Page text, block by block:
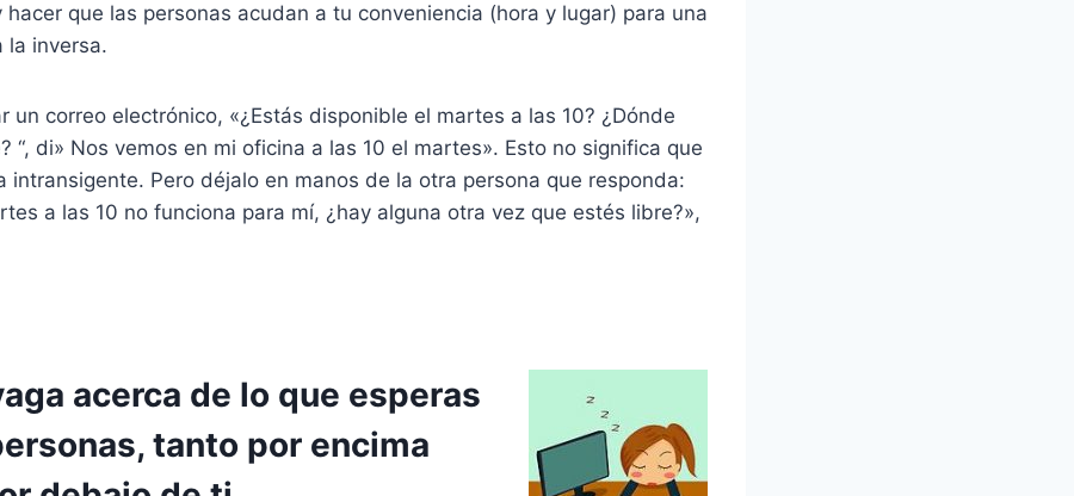
hacer que las personas acudan a tu conveniencia (hora y lugar) para una
la inversa.
un correo electrónico, «¿Estás disponible el martes a las 10? ¿Dónde
“, di» Nos vemos en mi oficina a las 10 el martes». Esto no significa que
intransigente. Pero déjalo en manos de la otra persona que responda:
a las 10 no funciona para mí, ¿hay alguna otra vez que estés libre?»,
acerca de lo que esperas
tanto por encima